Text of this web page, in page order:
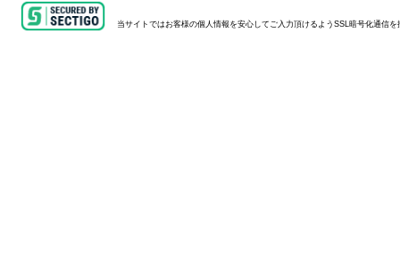
当サイトではお客様の個人情報を安心してご入力頂けるようSSL暗号化通信